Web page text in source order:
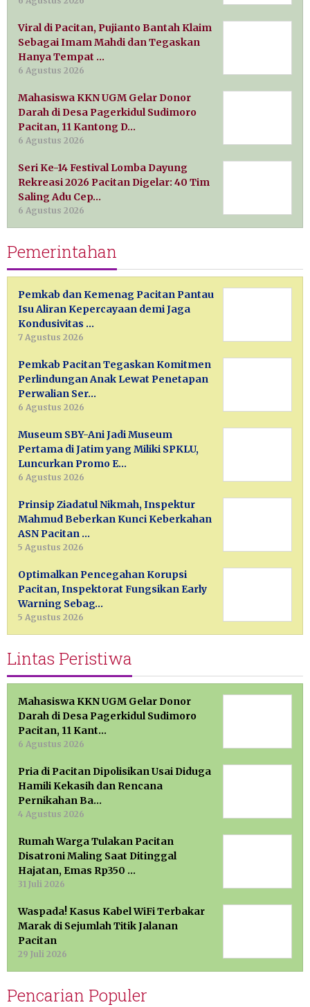
Viral di Pacitan, Pujianto Bantah Klaim
Sebagai Imam Mahdi dan Tegaskan
Hanya Tempat …
6 Agustus 2026
Mahasiswa KKN UGM Gelar Donor
Darah di Desa Pagerkidul Sudimoro
Pacitan, 11 Kantong D…
6 Agustus 2026
Seri Ke-14 Festival Lomba Dayung
Rekreasi 2026 Pacitan Digelar: 40 Tim
Saling Adu Cep…
6 Agustus 2026
Pemerintahan
Pemkab dan Kemenag Pacitan Pantau
Isu Aliran Kepercayaan demi Jaga
Kondusivitas …
7 Agustus 2026
Pemkab Pacitan Tegaskan Komitmen
Perlindungan Anak Lewat Penetapan
Perwalian Ser…
6 Agustus 2026
Museum SBY-Ani Jadi Museum
Pertama di Jatim yang Miliki SPKLU,
Luncurkan Promo E…
6 Agustus 2026
Prinsip Ziadatul Nikmah, Inspektur
Mahmud Beberkan Kunci Keberkahan
ASN Pacitan …
5 Agustus 2026
Optimalkan Pencegahan Korupsi
Pacitan, Inspektorat Fungsikan Early
Warning Sebag…
5 Agustus 2026
Lintas Peristiwa
Mahasiswa KKN UGM Gelar Donor
Darah di Desa Pagerkidul Sudimoro
Pacitan, 11 Kant…
6 Agustus 2026
Pria di Pacitan Dipolisikan Usai Diduga
Hamili Kekasih dan Rencana
Pernikahan Ba…
4 Agustus 2026
Rumah Warga Tulakan Pacitan
Disatroni Maling Saat Ditinggal
Hajatan, Emas Rp350 …
31 Juli 2026
Waspada! Kasus Kabel WiFi Terbakar
Marak di Sejumlah Titik Jalanan
Pacitan
29 Juli 2026
Pencarian Populer